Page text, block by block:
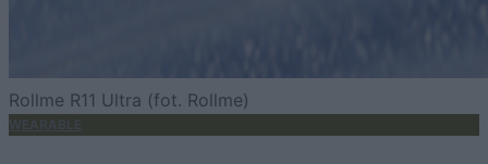
Rollme R11 Ultra (fot. Rollme)
WEARABLE